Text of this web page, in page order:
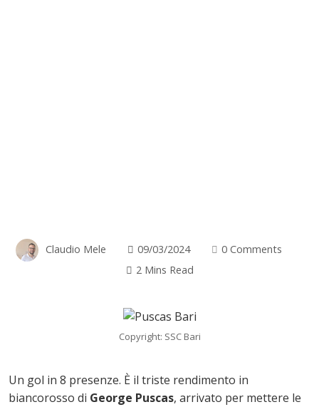
Claudio Mele 09/03/2024
0 Comments
2 Mins Read
Copyright: SSC Bari
Un gol in 8 presenze. È il triste rendimento in
biancorosso di George Puscas, arrivato per mettere le